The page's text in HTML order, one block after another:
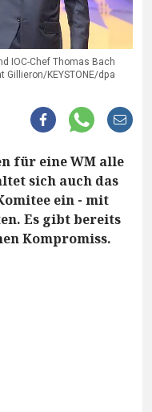
IOC-Chef Thomas Bach
KEYSTONE/dpa
für eine WM alle
sich auch das
ein - mit
Es gibt bereits
Kompromiss.